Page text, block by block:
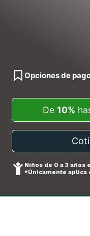
Opciones de
De 10%
Niños de 0 a 3 años
*Únicamente aplica